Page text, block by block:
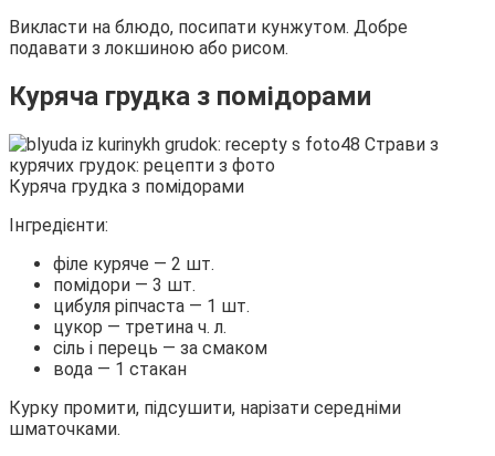
Викласти на блюдо, посипати кунжутом. Добре
подавати з локшиною або рисом.
Куряча грудка з помідорами
Куряча грудка з помідорами
Інгредієнти:
філе куряче — 2 шт.
помідори — 3 шт.
цибуля ріпчаста — 1 шт.
цукор — третина ч. л.
сіль і перець — за смаком
вода — 1 стакан
Курку промити, підсушити, нарізати середніми
шматочками.